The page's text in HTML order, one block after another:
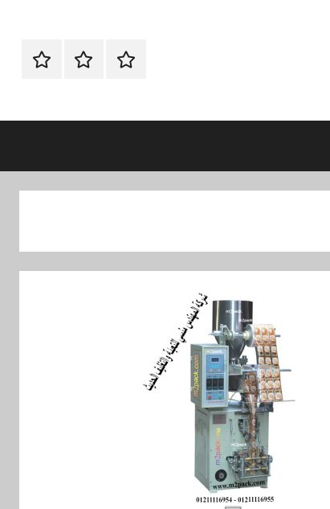
الرئيسيةاتصل
اتـصـل
تناسبك